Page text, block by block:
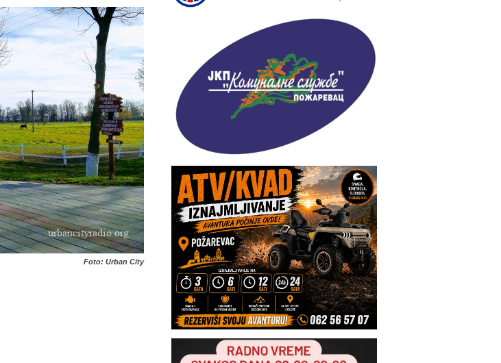
Foto: Urban City